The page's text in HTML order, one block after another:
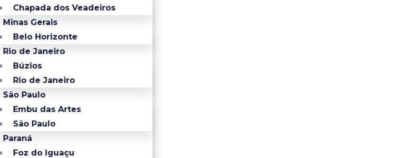
Chapada dos Veadeiros
Minas Gerais
Belo Horizonte
Rio de Janeiro
Búzios
Rio de Janeiro
São Paulo
Embu das Artes
São Paulo
Paraná
Foz do Iguaçu